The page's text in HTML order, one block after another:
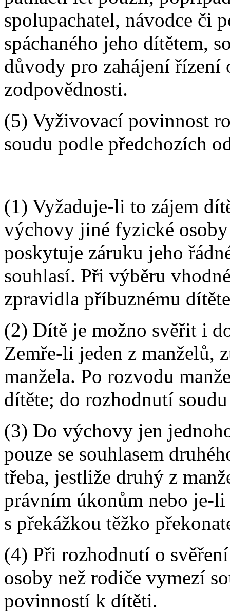
spolupachatel, návodce či
spáchaného jeho dítětem,
důvody pro zahájení řízení
zodpovědnosti.
(5) Vyživovací povinnost
soudu podle předchozích
(1) Vyžaduje-li to zájem
výchovy jiné fyzické
poskytuje záruku jeho
souhlasí. Při výběru
zpravidla příbuznému
(2) Dítě je možno svěřit i
Zemře-li jeden z manželů,
manžela. Po rozvodu
dítěte; do rozhodnutí
(3) Do výchovy jen
pouze se souhlasem
třeba, jestliže druhý z
právním úkonům nebo je-
s překážkou těžko
(4) Při rozhodnutí o
osoby než rodiče vymezí
povinností k dítěti.